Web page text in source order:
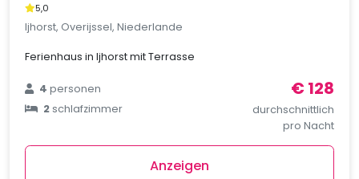
5,0
Ijhorst, Overijssel, Niederlande
Ferienhaus in Ijhorst mit Terrasse
4personen
2schlafzimmer
€ 128
durchschnittlich
pro Nacht
Anzeigen